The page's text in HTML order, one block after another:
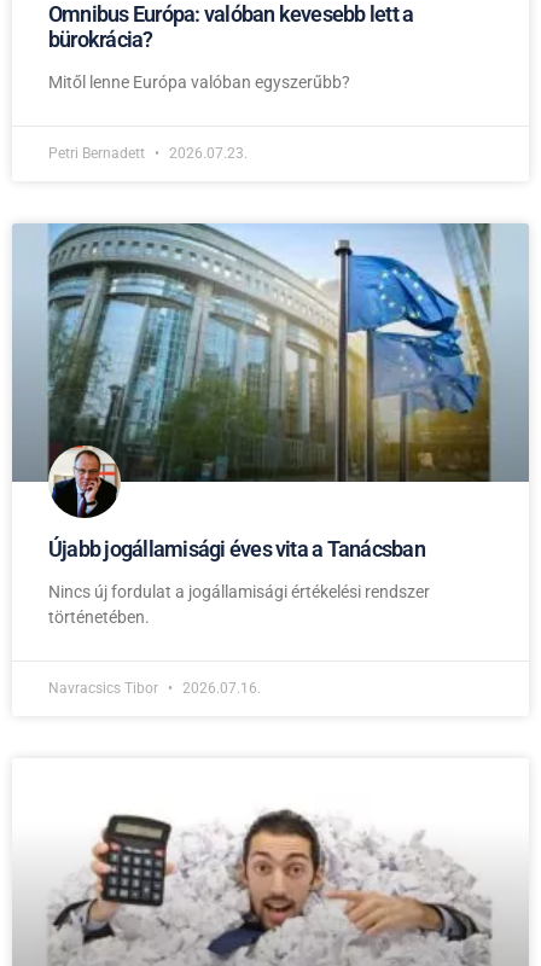
Omnibus Európa: valóban kevesebb lett a
bürokrácia?
Mitől lenne Európa valóban egyszerűbb?
Petri Bernadett 2026.07.23.
Újabb jogállamisági éves vita a Tanácsban
Nincs új fordulat a jogállamisági értékelési rendszer
történetében.
Navracsics Tibor 2026.07.16.